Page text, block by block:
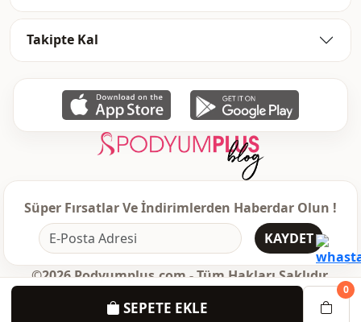
SEPETE EKLE
0
Takipte Kal
Süper Fırsatlar Ve İndirimlerden Haberdar Olun !
KAYDET
©2026 Podyumplus.com - Tüm Hakları Saklıdır.